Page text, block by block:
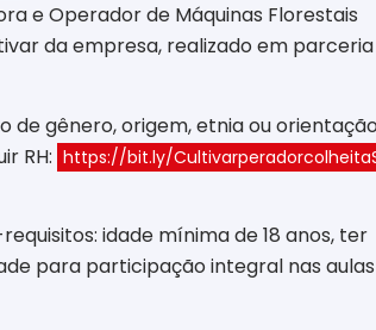
e Operador de Máquinas Florestais
da empresa, realizado em parceria
de gênero, origem, etnia ou
RH: https://bit.ly/
idade mínima de 18 anos, ter
para participação integral nas